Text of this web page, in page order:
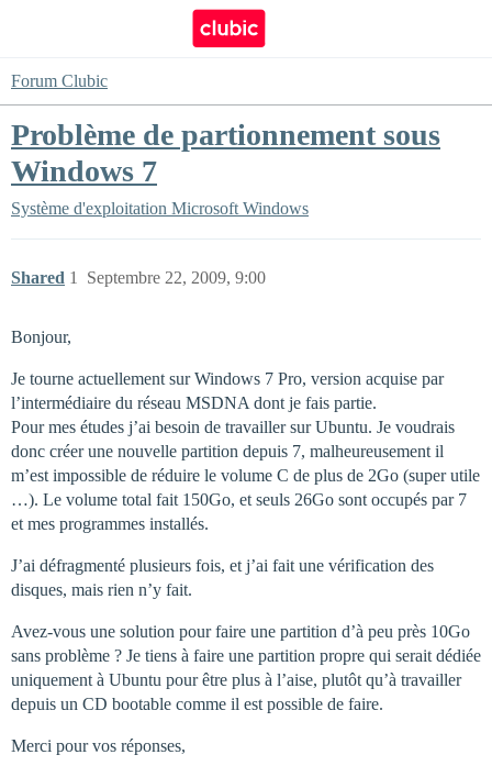
Forum Clubic
Problème de partionnement sous
Windows 7
Système d'exploitation Microsoft Windows
Shared Septembre 22, 2009, 9:00
1
Bonjour,
Je tourne actuellement sur Windows 7 Pro, version acquise par
l’intermédiaire du réseau MSDNA dont je fais partie.
Pour mes études j’ai besoin de travailler sur Ubuntu. Je voudrais
donc créer une nouvelle partition depuis 7, malheureusement il
m’est impossible de réduire le volume C de plus de 2Go (super utile
…). Le volume total fait 150Go, et seuls 26Go sont occupés par 7
et mes programmes installés.
J’ai défragmenté plusieurs fois, et j’ai fait une vérification des
disques, mais rien n’y fait.
Avez-vous une solution pour faire une partition d’à peu près 10Go
sans problème ? Je tiens à faire une partition propre qui serait dédiée
uniquement à Ubuntu pour être plus à l’aise, plutôt qu’à travailler
depuis un CD bootable comme il est possible de faire.
Merci pour vos réponses,